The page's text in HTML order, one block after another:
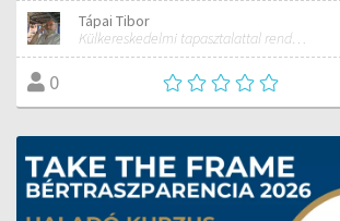
Tápai Tibor
Külkereskedelmi tapasztalattal rendelkező szakember
0